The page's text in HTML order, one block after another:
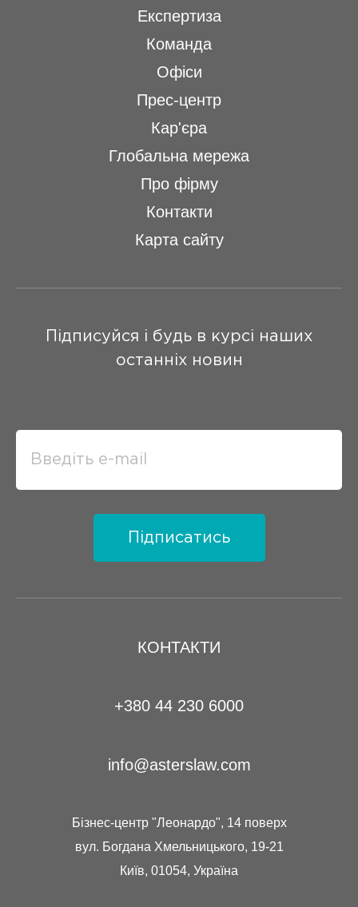
КОНТАКТИ
+380 44 230 6000
info@asterslaw.com
Бізнес-центр "Леонардо", 14 поверх
вул. Богдана Хмельницького, 19-21
Київ, 01054, Україна
Експертиза
Команда
Офіси
Прес-центр
Кар'єра
Глобальна мережа
Про фірму
Контакти
Карта сайту
Підписуйся і будь в курсі наших
останніх новин
Підписатись